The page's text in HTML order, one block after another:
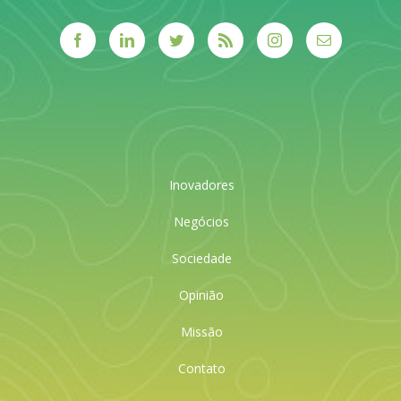
Inovadores
Negócios
Sociedade
Opinião
Missão
Contato